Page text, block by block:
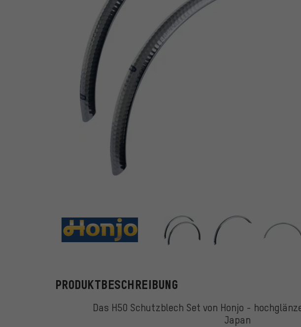
Honjo
PRODUKTBESCHREIBUNG
Das H50 Schutzblech Set von Honjo -
Japan